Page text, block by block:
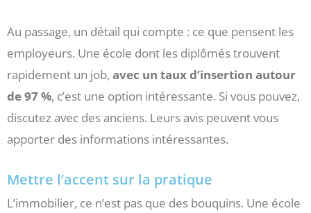
Au passage, un détail qui compte : ce que pensent les
employeurs. Une école dont les diplômés trouvent
rapidement un job, avec un taux d’insertion autour
de 97 %, c’est une option intéressante. Si vous pouvez,
discutez avec des anciens. Leurs avis peuvent vous
apporter des informations intéressantes.
Mettre l’accent sur la pratique
L’immobilier, ce n’est pas que des bouquins. Une école